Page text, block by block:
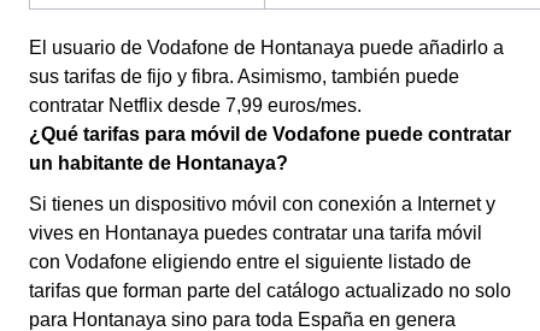
El usuario de Vodafone de Hontanaya puede añadirlo a
sus tarifas de fijo y fibra. Asimismo, también puede
contratar Netflix desde 7,99 euros/mes.
¿Qué tarifas para móvil de Vodafone puede contratar
un habitante de Hontanaya?
Si tienes un dispositivo móvil con conexión a Internet y
vives en Hontanaya puedes contratar una tarifa móvil
con Vodafone eligiendo entre el siguiente listado de
tarifas que forman parte del catálogo actualizado no solo
para Hontanaya sino para toda España en genera